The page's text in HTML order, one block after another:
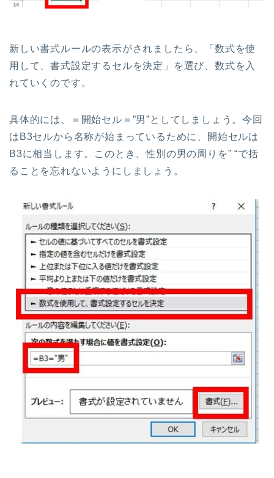
新しい書式ルールの表示がされましたら、「数式を使
用して、書式設定するセルを決定」を選び、数式を入
れていくのです。
具体的には、＝開始セル＝”男”としてしましょう。今回
はB3セルから名称が始まっているために、開始セルは
B3に相当します。このとき、性別の男の周りを” “で括
ることを忘れないようにしましょう。